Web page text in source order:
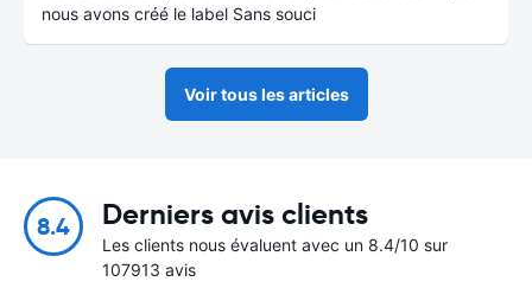
nous avons créé le label Sans souci
Voir tous les articles
8.4 Derniers avis clients
Les clients nous évaluent avec un 8.4/10 sur
107913 avis